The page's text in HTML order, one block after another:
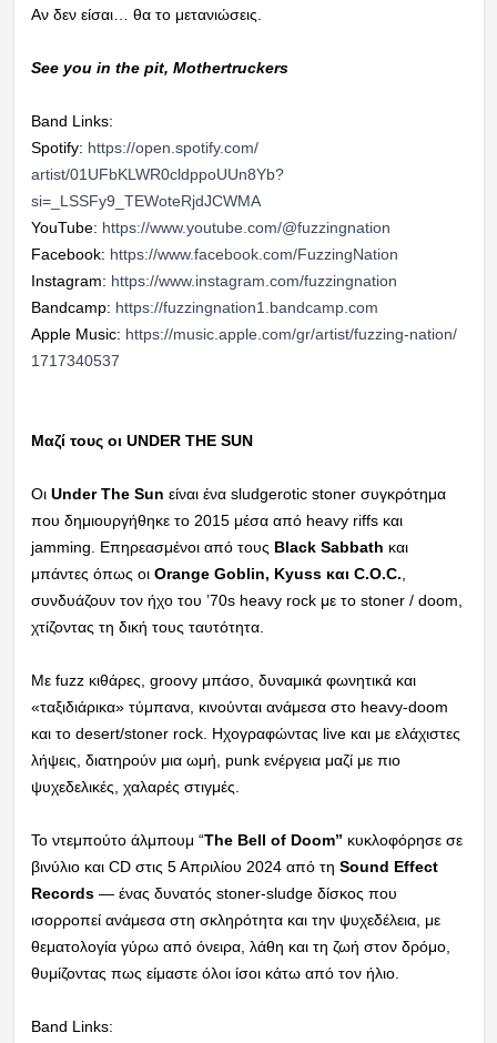
Αν δεν είσαι… θα το μετανιώσεις.
See you in the pit, Mothertruckers
Band Links:
Spotify: https://open.spotify.com/
artist/01UFbKLWR0cldppoUUn8Yb?
si=_LSSFy9_TEWoteRjdJCWMA
YouTube: https://www.youtube.com/@fuzzingnation
Facebook: https://www.facebook.com/FuzzingNation
Instagram: https://www.instagram.com/fuzzingnation
Bandcamp: https://fuzzingnation1.bandcamp.com
Apple Music: https://music.apple.com/gr/artist/fuzzing-nation/
1717340537
Μαζί τους οι UNDER THE SUN
ΟιUnder The Sun είναι ένα sludgerotic stoner συγκρότημα
που δημιουργήθηκε το 2015 μέσα από heavy riffs και
jamming. Επηρεασμένοι από τους Black Sabbath και
μπάντες όπως οι Orange Goblin, Kyuss και C.O.C.,
συνδυάζουν τον ήχο του ’70s heavy rock με το stoner / doom,
χτίζοντας τη δική τους ταυτότητα.
Με fuzz κιθάρες, groovy μπάσο, δυναμικά φωνητικά και
«ταξιδιάρικα» τύμπανα, κινούνται ανάμεσα στο heavy-doom
και το desert/stoner rock. Ηχογραφώντας live και με ελάχιστες
λήψεις, διατηρούν μια ωμή, punk ενέργεια μαζί με πιο
ψυχεδελικές, χαλαρές στιγμές.
Το ντεμπούτο άλμπουμ “The Bell of Doom” κυκλοφόρησε σε
βινύλιο και CD στις 5 Απριλίου 2024 από τη Sound Effect
Records — ένας δυνατός stoner-sludge δίσκος που
ισορροπεί ανάμεσα στη σκληρότητα και την ψυχεδέλεια, με
θεματολογία γύρω από όνειρα, λάθη και τη ζωή στον δρόμο,
θυμίζοντας πως είμαστε όλοι ίσοι κάτω από τον ήλιο.
Band Links: